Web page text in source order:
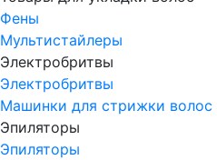
Фены
Мультистайлеры
Электробритвы
Электробритвы
Машинки для стрижки волос
Эпиляторы
Эпиляторы